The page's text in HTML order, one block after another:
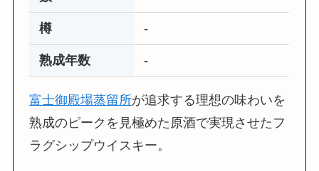
樽 ‐
熟成年数 ‐
富士御殿場蒸留所が追求する理想の味わいを
熟成のピークを見極めた原酒で実現させたフ
ラグシップウイスキー。